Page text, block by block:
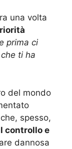
una volta
prima ci
ti ha
del mondo
spesso,
controllo e
dannosa